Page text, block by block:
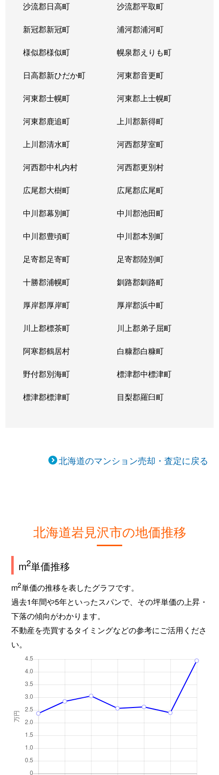
沙流郡日高町 沙流郡平取町
新冠郡新冠町 浦河郡浦河町
様似郡様似町 幌泉郡えりも町
日高郡新ひだか町 河東郡音更町
河東郡士幌町 河東郡上士幌町
河東郡鹿追町 上川郡新得町
上川郡清水町 河西郡芽室町
河西郡中札内村 河西郡更別村
広尾郡大樹町 広尾郡広尾町
中川郡幕別町 中川郡池田町
中川郡豊頃町 中川郡本別町
足寄郡足寄町 足寄郡陸別町
十勝郡浦幌町 釧路郡釧路町
厚岸郡厚岸町 厚岸郡浜中町
川上郡標茶町 川上郡弟子屈町
阿寒郡鶴居村 白糠郡白糠町
野付郡別海町 標津郡中標津町
標津郡標津町 目梨郡羅臼町
北海道のマンション売却・査定に戻る
北海道岩見沢市の地価推移
m2単価推移
m2単価の推移を表したグラフです。
過去1年間や5年といったスパンで、その坪単価の上昇・
下落の傾向がわかります。
不動産を売買するタイミングなどの参考にご活用くださ
い。